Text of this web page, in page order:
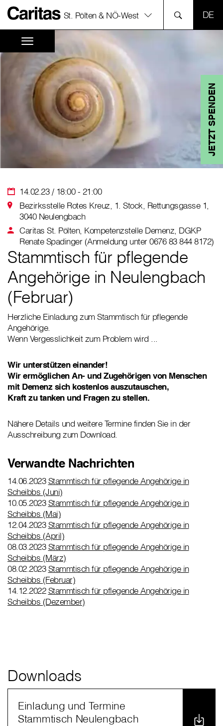
St. Pölten & NÖ-West
JETZT SPENDEN
14.02.23 / 18:00 - 21:00
Bezirksstelle Rotes Kreuz, 1. Stock, Rettungsgasse 1,
3040 Neulengbach
Caritas St. Pölten, Kompetenzstelle Demenz, DGKP
Renate Spadinger (Anmeldung unter 0676 83 844 8172)
Stammtisch für pflegende
Angehörige in Neulengbach
(Februar)
Herzliche Einladung zum Stammtisch für pflegende
Angehörige.
Wenn Vergesslichkeit zum Problem wird ...
Wir unterstützen einander!
Wir ermöglichen An- und Zugehörigen von Menschen
mit Demenz sich kostenlos auszutauschen,
Kraft zu tanken und Fragen zu stellen.
Nähere Details und weitere Termine finden Sie in der
Ausschreibung zum Download.
Verwandte Nachrichten
14.06.2023 Stammtisch für pflegende Angehörige in
Scheibbs (Juni)
10.05.2023 Stammtisch für pflegende Angehörige in
Scheibbs (Mai)
12.04.2023 Stammtisch für pflegende Angehörige in
Scheibbs (April)
08.03.2023 Stammtisch für pflegende Angehörige in
Scheibbs (März)
08.02.2023 Stammtisch für pflegende Angehörige in
Scheibbs (Februar)
14.12.2022 Stammtisch für pflegende Angehörige in
Scheibbs (Dezember)
Downloads
Einladung und Termine
Stammtisch Neulengbach